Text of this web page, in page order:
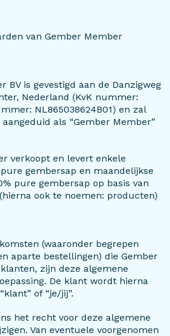
Vreugdevuur
van Gember Member
BV is gevestigd aan de Danzigweg
Nederland (KvK nummer:
NL865038624B01) en zal
als “Gember Member”
verkoopt en levert enkele
gembersap en maandelijkse
pure gembersap op basis van
ook te noemen: producten)
(waaronder begrepen
aparte bestellingen) die Gember
zijn deze algemene
De klant wordt hierna
of “je/jij”.
het recht voor deze algemene
Van eventuele voorgenomen